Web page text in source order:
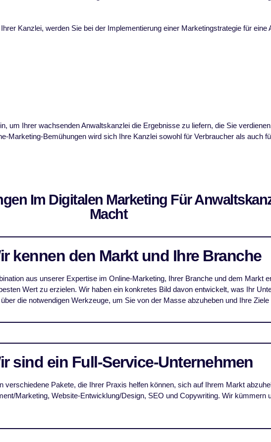
Kanzlei, werden Sie bei der Implementierung einer Marketingstrategie für
um Ihrer wachsenden Anwaltskanzlei die Ergebnisse zu liefern, die Sie
Marketing-Bemühungen wird sich Ihre Kanzlei sowohl für Verbraucher als auch
Im Digitalen Marketing Für
Macht
kennen den Markt und Ihre Branche
aus unserer Expertise im Online-Marketing, Ihrer Branche und dem Markt
Wert zu erzielen. Wir haben ein konkretes Bild davon entwickelt, was Ihr
die notwendigen Werkzeuge, um Sie von der Masse abzuheben und Ihre
sind ein Full-Service-Unternehmen
verschiedene Pakete, die Ihrer Praxis helfen können, sich auf Ihrem Markt
Marketing, Website-Entwicklung/Design, SEO und Copywriting. Wir kümmern